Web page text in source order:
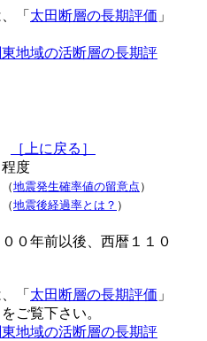
「 太田断層の長期評価 」
東地域の活断層の長期評
［上に戻る］
度
（地震発生確率値の留意点 ）
（地震後経過率とは？ ）
０年前以後、西暦１１０
「 太田断層の長期評価 」
をご覧下さい。
東地域の活断層の長期評